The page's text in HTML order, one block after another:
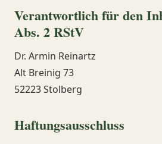
Verantwortlich für den
Abs. 2 RStV
Dr. Armin Reinartz
Alt Breinig 73
52223 Stolberg
Haftungsausschluss